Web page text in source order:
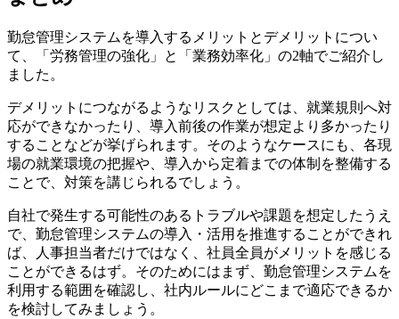
勤怠管理システムを導入するメリットとデメリットについ
て、「労務管理の強化」と「業務効率化」の2軸でご紹介し
ました。
デメリットにつながるようなリスクとしては、就業規則へ対
応ができなかったり、導入前後の作業が想定より多かったり
することなどが挙げられます。そのようなケースにも、各現
場の就業環境の把握や、導入から定着までの体制を整備する
ことで、対策を講じられるでしょう。
自社で発生する可能性のあるトラブルや課題を想定したうえ
で、勤怠管理システムの導入・活用を推進することができれ
ば、人事担当者だけではなく、社員全員がメリットを感じる
ことができるはず。そのためにはまず、勤怠管理システムを
利用する範囲を確認し、社内ルールにどこまで適応できるか
を検討してみましょう。